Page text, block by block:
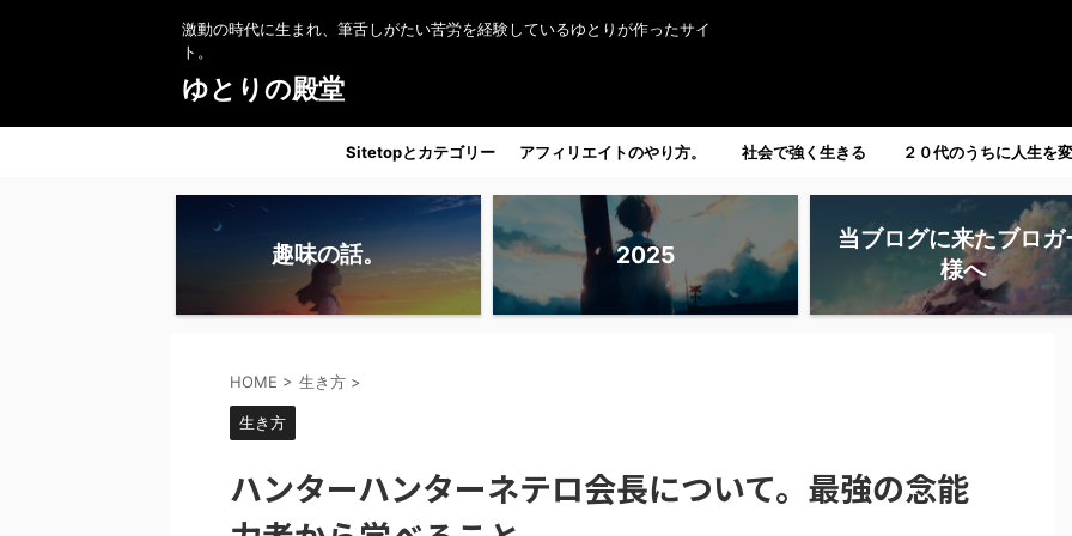
激動の時代に生まれ、筆舌しがたい苦労を経験しているゆとりが作ったサイ
ト。
ゆとりの殿堂
Sitetopとカテゴリー アフィリエイトのやり方。 社会で強く生きる ２０代のうちに人生を
たい人へ。
趣味の話。 2025
当ブログに来たブロガ
様へ
HOME > 生き方 >
生き方
ハンターハンターネテロ会長について。最強の念能